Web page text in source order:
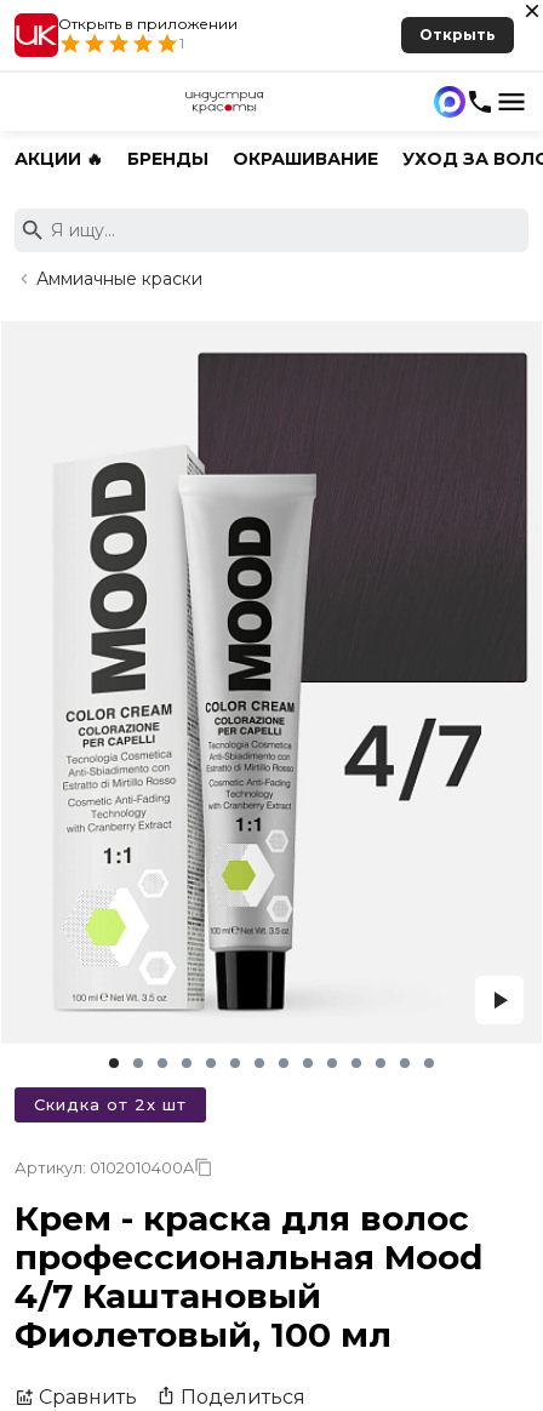
Открыть в приложении
1
Открыть
АКЦИИ 🔥 БРЕНДЫ ОКРАШИВАНИЕ УХОД ЗА
Аммиачные краски
Скидка от 2х шт
Артикул: 0102010400A
Крем - краска для волос
профессиональная Mood
4/7 Каштановый
Фиолетовый, 100 мл
Сравнить Поделиться